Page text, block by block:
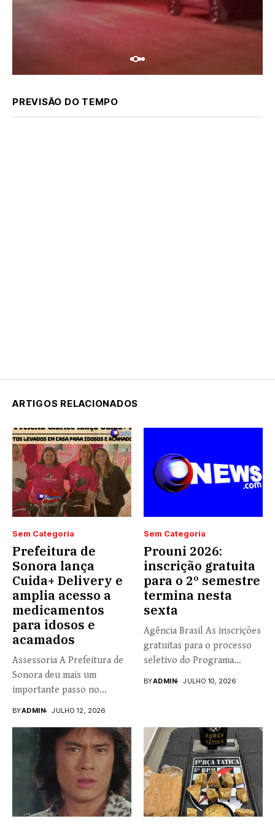
PREVISÃO DO TEMPO
ARTIGOS RELACIONADOS
Sem Categoria
Prefeitura de
Sonora lança
Cuida+ Delivery e
amplia acesso a
medicamentos
para idosos e
acamados
Assessoria A Prefeitura de
Sonora deu mais um
importante passo no
BYADMIN JULHO 12, 2026
Sem Categoria
Prouni 2026:
inscrição gratuita
para o 2º semestre
termina nesta
sexta
Agência Brasil As inscrições
gratuitas para o processo
seletivo do Programa
BYADMIN JULHO 10, 2026